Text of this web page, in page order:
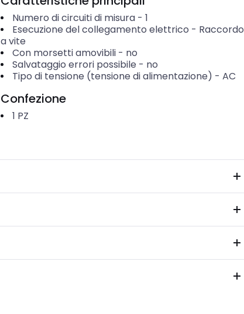
Numero di circuiti di misura- 1
Esecuzione del collegamento elettrico - Raccordo
a vite
Con morsetti amovibili- no
Salvataggio errori possibile - no
Tipo di tensione (tensione di alimentazione) - AC
Confezione
1 PZ